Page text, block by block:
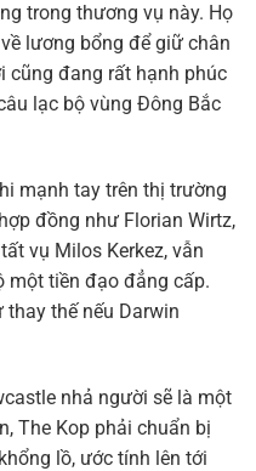
trong thương vụ này. Họ
lương bổng để giữ chân
cũng đang rất hạnh phúc
lạc bộ vùng Đông Bắc
mạnh tay trên thị trường
đồng như Florian Wirtz,
vụ Milos Kerkez, vẫn
một tiền đạo đẳng cấp.
thay thế nếu Darwin
nhả người sẽ là một
The Kop phải chuẩn bị
lồ, ước tính lên tới